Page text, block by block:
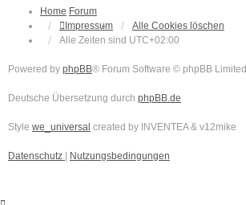
Home Forum
Impressum
Alle Cookies löschen
Alle Zeiten sind UTC+02:00
Powered by phpBB® Forum Software © phpBB Limited
Deutsche Übersetzung durch phpBB.de
Style we_universal created by INVENTEA & v12mike
Datenschutz Nutzungsbedingungen